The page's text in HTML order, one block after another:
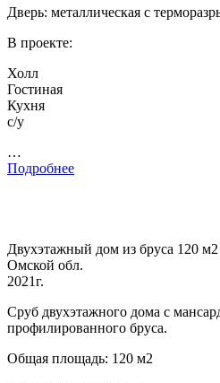
Дверь: металлическая с
В проекте:
Холл
Гостиная
Кухня
с/у
…
Подробнее
Двухэтажный дом из бруса 120
Омской обл.
2021г.
Сруб двухэтажного дома с
профилированного бруса.
Общая площадь: 120 м2